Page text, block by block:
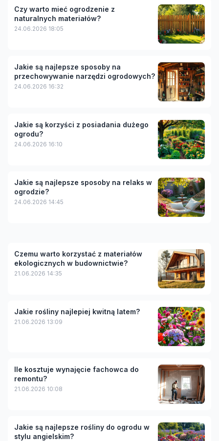
Czy warto mieć ogrodzenie z
naturalnych materiałów?
24.06.2026 18:05
Jakie są najlepsze sposoby na
przechowywanie narzędzi ogrodowych?
24.06.2026 16:32
Jakie są korzyści z posiadania dużego
ogrodu?
24.06.2026 16:10
Jakie są najlepsze sposoby na relaks w
ogrodzie?
24.06.2026 14:45
Czemu warto korzystać z materiałów
ekologicznych w budownictwie?
21.06.2026 14:35
Jakie rośliny najlepiej kwitną latem?
21.06.2026 13:09
Ile kosztuje wynajęcie fachowca do
remontu?
21.06.2026 10:08
Jakie są najlepsze rośliny do ogrodu w
stylu angielskim?